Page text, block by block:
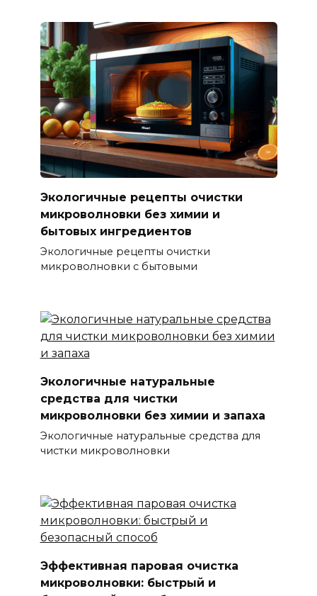
Экологичные рецепты очистки
микроволновки без химии и
бытовых ингредиентов
Экологичные рецепты очистки
микроволновки с бытовыми
Экологичные натуральные
средства для чистки
микроволновки без химии и запаха
Экологичные натуральные средства для
чистки микроволновки
Эффективная паровая очистка
микроволновки: быстрый и